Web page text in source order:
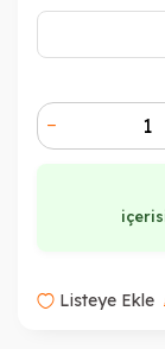
Listeye Ekle